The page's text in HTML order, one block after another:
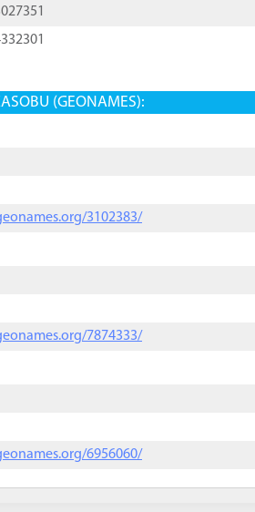
(GEONAMES):
3102383/
7874333/
6956060/